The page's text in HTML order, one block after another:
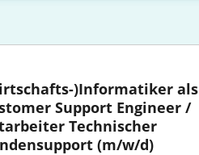
)Informatiker als
Support Engineer /
Technischer
(m/w/d)